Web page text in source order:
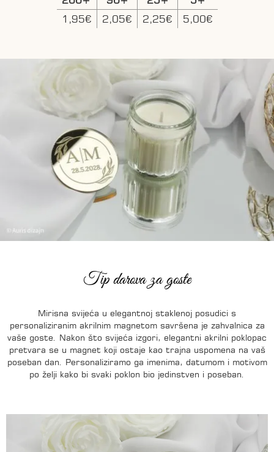
1,95€
2,05€ 2,25€ 5,00€
Tip darova za goste
Mirisna svijeća u elegantnoj staklenoj posudici s
personaliziranim akrilnim magnetom savršena je zahvalnica za
vaše goste. Nakon što svijeća izgori, elegantni akrilni poklopac
pretvara se u magnet koji ostaje kao trajna uspomena na vaš
poseban dan. Personaliziramo ga imenima, datumom i motivom
po želji kako bi svaki poklon bio jedinstven i poseban.